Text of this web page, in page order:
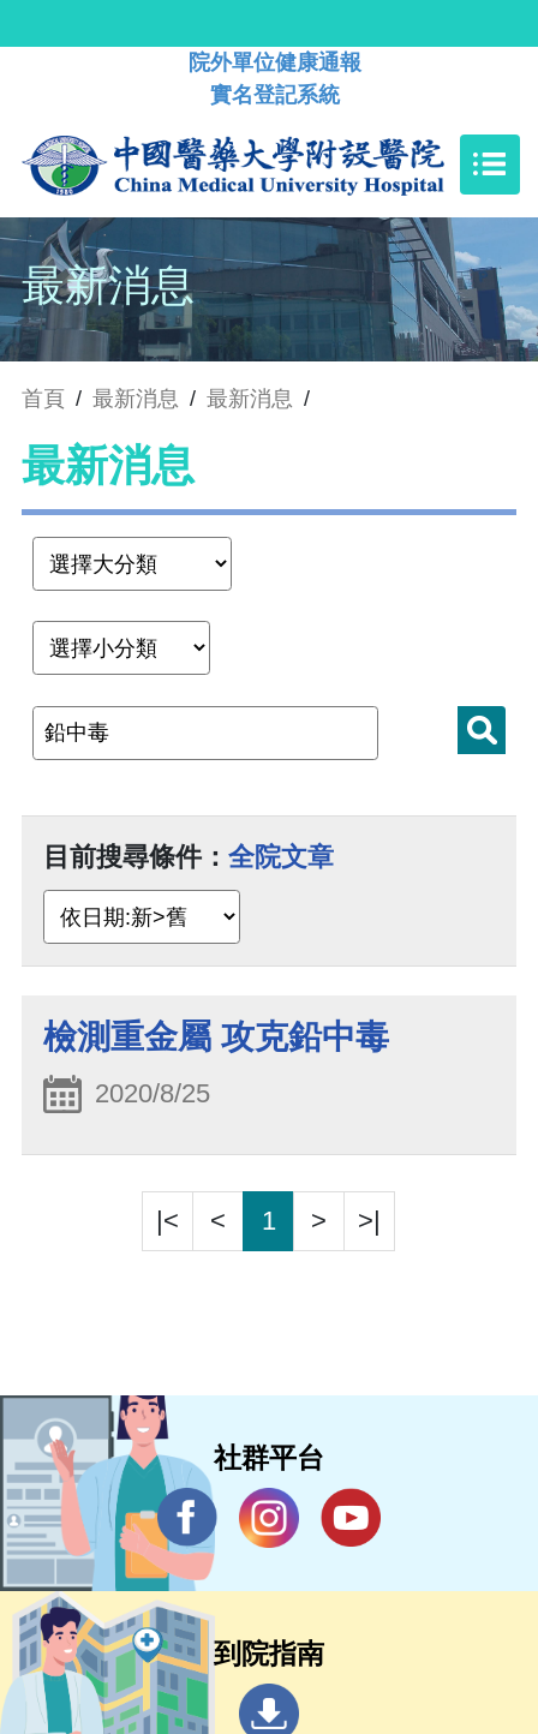
院外單位健康通報
實名登記系統
最新消息
首頁 / 最新消息 / 最新消息 /
最新消息
目前搜尋條件： 全院文章
檢測重金屬 攻克鉛中毒
2020/8/25
|< < 1 > >|
社群平台
到院指南